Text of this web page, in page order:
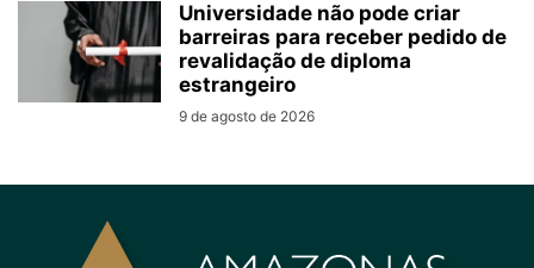
Universidade não pode criar
barreiras para receber pedido de
revalidação de diploma
estrangeiro
9 de agosto de 2026